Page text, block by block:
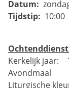
Datum:
Tijdstip: 10:00
Kerkelijk jaar:
Avondmaal
Liturgische